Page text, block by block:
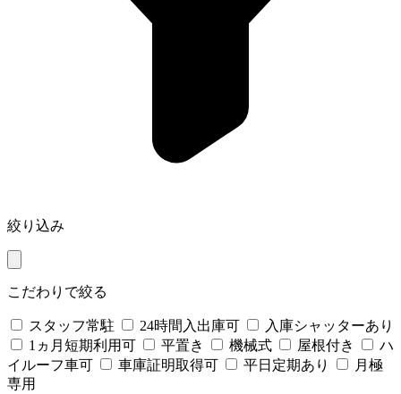
絞り込み
こだわりで絞る
スタッフ常駐 24時間入出庫可
入庫シャッターあり
1ヵ月短期利用可
平置き 機械式 屋根付き
ハ
イルーフ車可
車庫証明取得可 平日定期あり
月極
専用